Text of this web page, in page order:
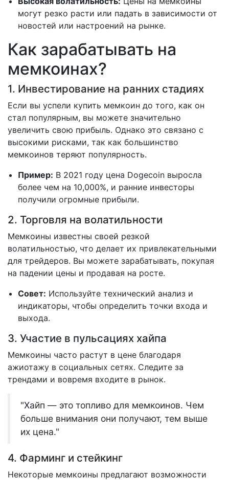
могут резко расти или падать в зависимости от
новостей или настроений на рынке.
Как зарабатывать на
мемкоинах?
1. Инвестирование на ранних стадиях
Если вы успели купить мемкоин до того, как он
стал популярным, вы можете значительно
увеличить свою прибыль. Однако это связано с
высокими рисками, так как большинство
мемкоинов теряют популярность.
Пример: В 2021 году цена Dogecoin выросла
более чем на 10,000%, и ранние инвесторы
получили огромные прибыли.
2. Торговля на волатильности
Мемкоины известны своей резкой
волатильностью, что делает их привлекательными
для трейдеров. Вы можете зарабатывать, покупая
на падении цены и продавая на росте.
Совет: Используйте технический анализ и
индикаторы, чтобы определить точки входа и
выхода.
3. Участие в пульсациях хайпа
Мемкоины часто растут в цене благодаря
ажиотажу в социальных сетях. Следите за
трендами и вовремя входите в рынок.
"Хайп — это топливо для мемкоинов. Чем
больше внимания они получают, тем выше
их цена."
4. Фарминг и стейкинг
Некоторые мемкоины предлагают возможности